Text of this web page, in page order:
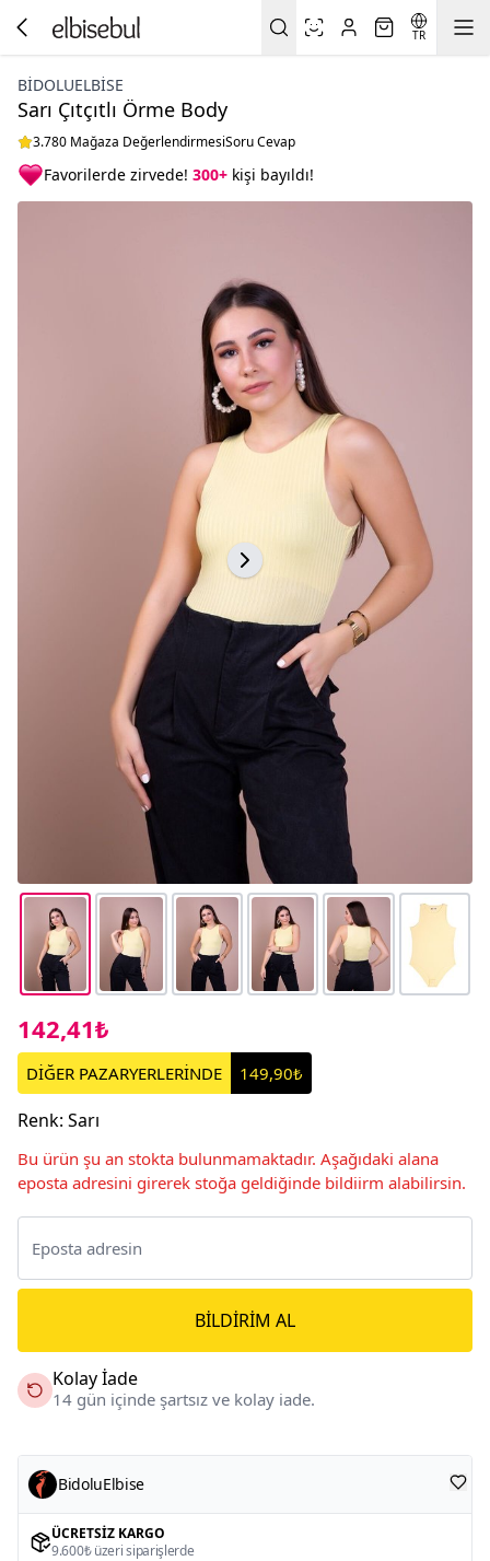
TR
BIDOLUELBISE
Sarı Çıtçıtlı Örme Body
3.780 Mağaza DeğerlendirmesiSoru Cevap
Favorilerde zirvede! 300+ kişi bayıldı!
142,41₺
DİĞER PAZARYERLERİNDE 149,90₺
Renk: Sarı
Bu ürün şu an stokta bulunmamaktadır. Aşağıdaki alana
eposta adresini girerek stoğa geldiğinde bildiirm alabilirsin.
BILDIRIM AL
Kolay İade
14 gün içinde şartsız ve kolay iade.
BidoluElbise
ÜCRETSIZ KARGO
9.600₺ üzeri siparişlerde